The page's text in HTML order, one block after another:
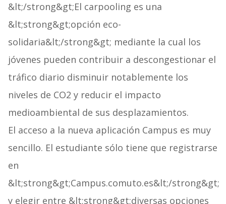
&lt;/strong&gt;El carpooling es una
&lt;strong&gt;opción eco-
solidaria&lt;/strong&gt; mediante la cual los
jóvenes pueden contribuir a descongestionar el
tráfico diario disminuir notablemente los
niveles de CO2 y reducir el impacto
medioambiental de sus desplazamientos.
El acceso a la nueva aplicación Campus es muy
sencillo. El estudiante sólo tiene que registrarse
en
&lt;strong&gt;Campus.comuto.es&lt;/strong&gt;
y elegir entre &lt;strong&gt;diversas opciones